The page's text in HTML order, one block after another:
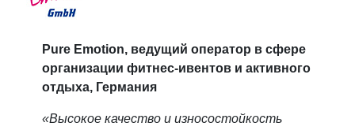
Pure Emotion, ведущий оператор в сфере
организации фитнес-ивентов и активного
отдыха, Германия
«Высокое качество и износостойкость